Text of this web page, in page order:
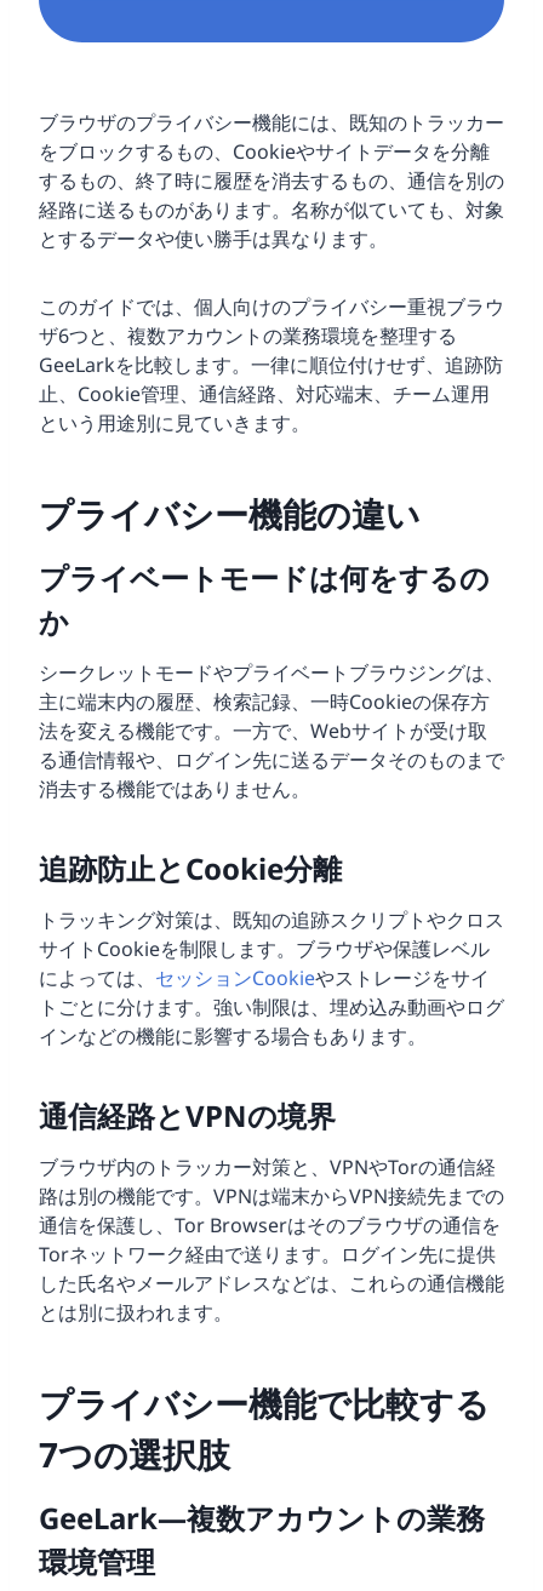
ブラウザのプライバシー機能には、既知のトラッカー
をブロックするもの、Cookieやサイトデータを分離
するもの、終了時に履歴を消去するもの、通信を別の
経路に送るものがあります。名称が似ていても、対象
とするデータや使い勝手は異なります。
このガイドでは、個人向けのプライバシー重視ブラウ
ザ6つと、複数アカウントの業務環境を整理する
GeeLarkを比較します。一律に順位付けせず、追跡防
止、Cookie管理、通信経路、対応端末、チーム運用
という用途別に見ていきます。
プライバシー機能の違い
プライベートモードは何をするの
か
シークレットモードやプライベートブラウジングは、
主に端末内の履歴、検索記録、一時Cookieの保存方
法を変える機能です。一方で、Webサイトが受け取
る通信情報や、ログイン先に送るデータそのものまで
消去する機能ではありません。
追跡防止とCookie分離
トラッキング対策は、既知の追跡スクリプトやクロス
サイトCookieを制限します。ブラウザや保護レベル
によっては、 セッションCookieやストレージをサイ
トごとに分けます。強い制限は、埋め込み動画やログ
インなどの機能に影響する場合もあります。
通信経路とVPNの境界
ブラウザ内のトラッカー対策と、VPNやTorの通信経
路は別の機能です。VPNは端末からVPN接続先までの
通信を保護し、Tor Browserはそのブラウザの通信を
Torネットワーク経由で送ります。ログイン先に提供
した氏名やメールアドレスなどは、これらの通信機能
とは別に扱われます。
プライバシー機能で比較する
7つの選択肢
GeeLark—複数アカウントの業務
環境管理